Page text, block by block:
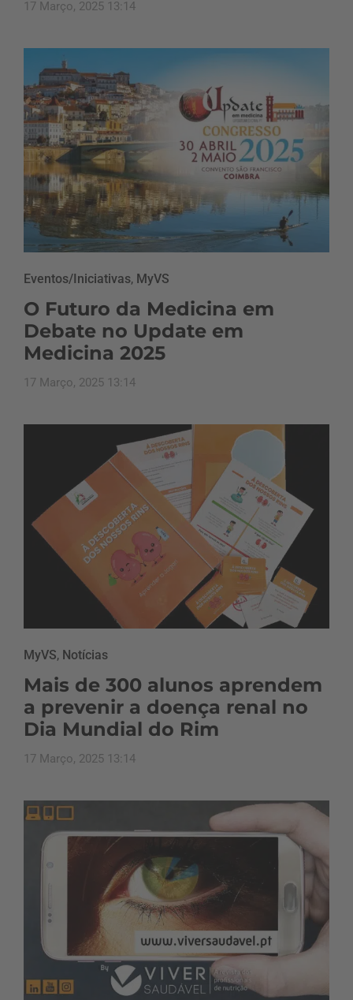
17 Março, 2025 13:14
Eventos/Iniciativas, MyVS
O Futuro da Medicina em
Debate no Update em
Medicina 2025
17 Março, 2025 13:14
MyVS, Notícias
Mais de 300 alunos aprendem
a prevenir a doença renal no
Dia Mundial do Rim
17 Março, 2025 13:14